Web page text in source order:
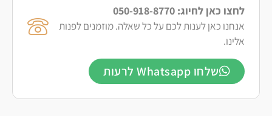
לחצו כאן לחיוג: 050-918-8770
אנחנו כאן לענות לכם על כל שאלה. מוזמנים לפנות
אלינו.
שלחו Whatsapp לרעות